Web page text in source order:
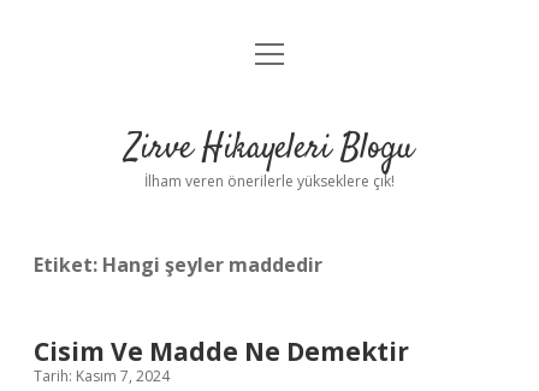
Anasayfa
Yasal Uyarı
menüyü
Zirve Hikayeleri Blogu
İlham veren önerilerle yükseklere çık!
Etiket: Hangi şeyler maddedir
Cisim Ve Madde Ne Demektir
Tarih: Kasım 7, 2024